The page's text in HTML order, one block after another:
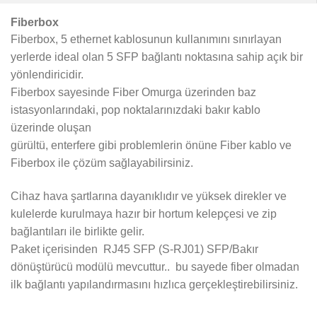
Fiberbox
Fiberbox, 5 ethernet kablosunun kullanımını sınırlayan
yerlerde ideal olan 5 SFP bağlantı noktasına sahip açık bir
yönlendiricidir.
Fiberbox sayesinde Fiber Omurga üzerinden baz
istasyonlarındaki, pop noktalarınızdaki bakır kablo
üzerinde oluşan
gürültü, enterfere gibi problemlerin önüne Fiber kablo ve
Fiberbox ile çözüm sağlayabilirsiniz.
Cihaz hava şartlarına dayanıklıdır ve yüksek direkler ve
kulelerde kurulmaya hazır bir hortum kelepçesi ve zip
bağlantıları ile birlikte gelir.
Paket içerisinden RJ45 SFP (S-RJ01) SFP/Bakır
dönüştürücü modülü mevcuttur.. bu sayede fiber olmadan
ilk bağlantı yapılandırmasını hızlıca gerçekleştirebilirsiniz.